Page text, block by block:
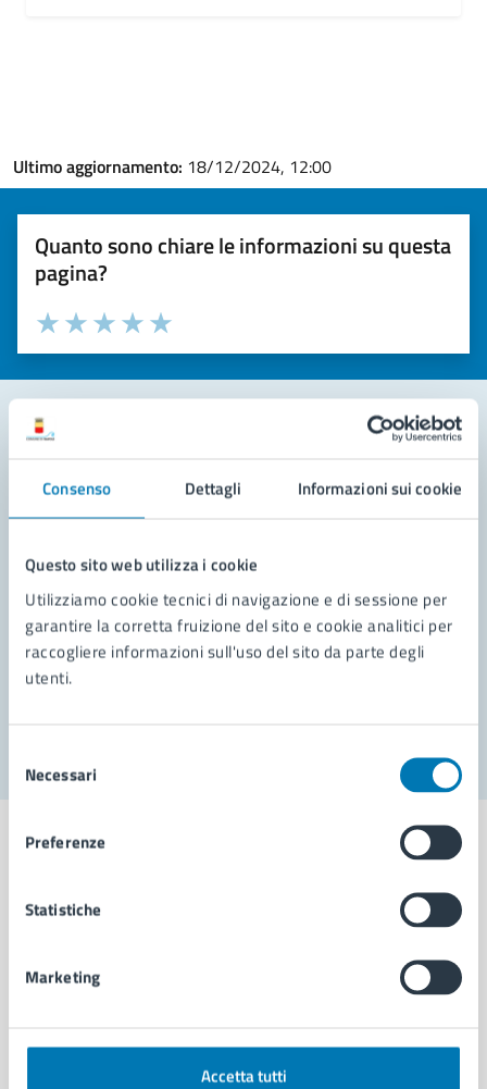
Consenso Dettagli Informazioni sui cookie
Questo sito web utilizza i cookie
Utilizziamo cookie tecnici di navigazione e di sessione per
garantire la corretta fruizione del sito e cookie analitici per
raccogliere informazioni sull'uso del sito da parte degli
utenti.
delNecessari
Preferenze
Statistiche
Marketing
Accetta tutti
Ultimo aggiornamento: 18/12/2024, 12:00
Quanto sono chiare le informazioni su questa
pagina?
Valuta la chiarezza delle informazioni (da 1 a 5 stelle)
Seleziona il numero di stelle per valutare la chiarezza delle
Valuta 5 stelle su 5
Valuta 4 stelle su 5
Valuta 3 stelle su 5
Valuta 2 stelle su 5
Valuta 1 stelle su 5
Leggi le domande frequenti
Richiedi assistenza
Prenota appuntamento
Problemi in città
Comune di Napoli
AMMINISTRAZIONE
Organi di governo